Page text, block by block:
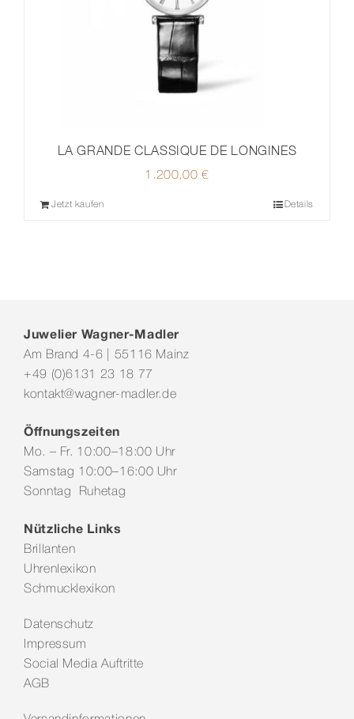
LA GRANDE CLASSIQUE DE LONGINES
1.200,00€
Jetzt kaufen Details
Juwelier Wagner-Madler
Am Brand 4-6 | 55116 Mainz
+49 (0)6131 23 18 77
kontakt@wagner-madler.de
Öffnungszeiten
Mo. – Fr. 10:00–18:00 Uhr
Samstag 10:00–16:00 Uhr
Sonntag Ruhetag
Nützliche Links
Brillanten
Uhrenlexikon
Schmucklexikon
Datenschutz
Impressum
Social Media Auftritte
AGB